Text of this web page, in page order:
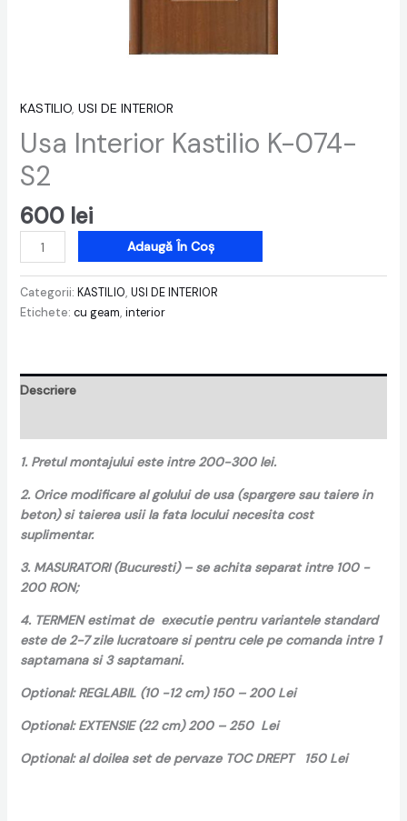
KASTILIO, USI DE INTERIOR
Usa Interior Kastilio K-074-
S2
600 lei
Adaugă În Coș
Categorii: KASTILIO, USI DE INTERIOR
Etichete: cu geam, interior
Descriere
1. Pretul montajului este intre 200-300 lei.
2. Orice modificare al golului de usa (spargere sau taiere in
beton) si taierea usii la fata locului necesita cost
suplimentar.
3. MASURATORI (Bucuresti) – se achita separat intre 100 -
200 RON;
4. TERMEN estimat de executie pentru variantele standard
este de 2-7 zile lucratoare si pentru cele pe comanda intre 1
saptamana si 3 saptamani.
Optional: REGLABIL (10 -12 cm) 150 – 200 Lei
Optional: EXTENSIE (22 cm) 200 – 250 Lei
Optional: al doilea set de pervaze TOC DREPT 150 Lei